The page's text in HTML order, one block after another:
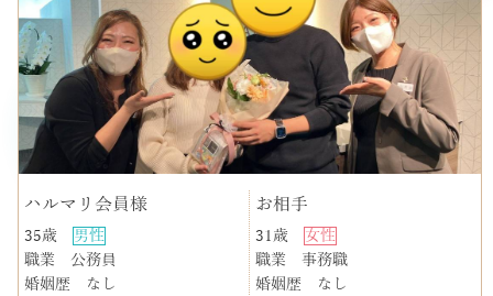
ハルマリ会員様
35歳
男性
職業
公務員
婚姻歴
なし
お相手
31歳
女性
職業
事務職
婚姻歴
なし